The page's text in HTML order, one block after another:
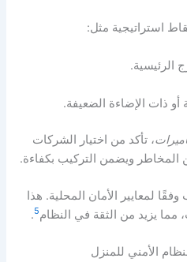
استراتيجية مثل:
الرئيسية.
أو ذات الإضاءة الضعيفة.
، تأكد من اختيار الشركات
المخاطر ويضمن التركيب بكفاءة.
لمعايير الأمان المحلية. هذا
مما يزيد من الثقة في النظام5
.
الأمني للمنزل